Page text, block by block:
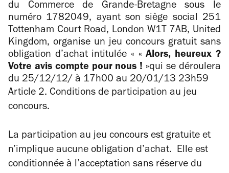
du Commerce de Grande-Bretagne sous le
numéro 1782049, ayant son siège social 251
Tottenham Court Road, London W1T 7AB, United
Kingdom, organise un jeu concours gratuit sans
obligation d’achat intitulée « « Alors, heureux ?
Votre avis compte pour nous ! »qui se déroulera
du 25/12/12/ à 17h00 au 20/01/13 23h59
Article 2. Conditions de participation au jeu
concours.
La participation au jeu concours est gratuite et
n’implique aucune obligation d’achat. Elle est
conditionnée à l’acceptation sans réserve du